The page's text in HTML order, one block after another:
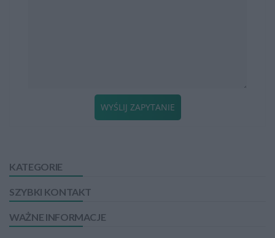
KATEGORIE
SZYBKI KONTAKT
WAŻNE INFORMACJE
WYŚLIJ ZAPYTANIE